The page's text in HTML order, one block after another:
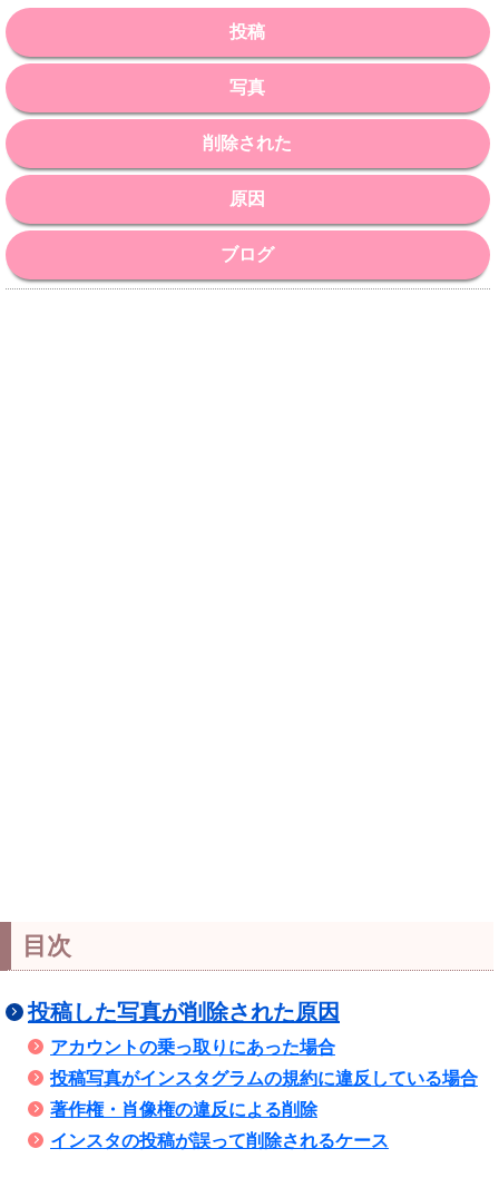
投稿
写真
削除された
原因
ブログ
目次
投稿した写真が削除された原因
アカウントの乗っ取りにあった場合
投稿写真がインスタグラムの規約に違反している場合
著作権・肖像権の違反による削除
インスタの投稿が誤って削除されるケース